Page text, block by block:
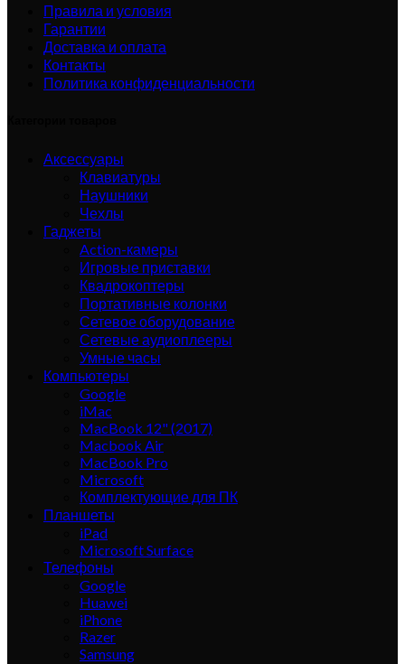
Правила и условия
Гарантии
Доставка и оплата
Контакты
Политика конфиденциальности
Аксессуары
Клавиатуры
Наушники
Чехлы
Гаджеты
Action-камеры
Игровые приставки
Квадрокоптеры
Портативные колонки
Сетевое оборудование
Сетевые аудиоплееры
Умные часы
Компьютеры
Google
iMac
MacBook 12" (2017)
Macbook Air
MacBook Pro
Microsoft
Комплектующие для ПК
Планшеты
iPad
Microsoft Surface
Телефоны
Google
Huawei
iPhone
Razer
Samsung